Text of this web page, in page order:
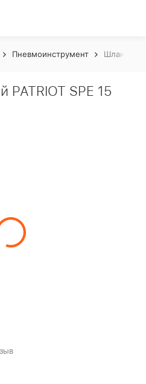
Пневмоинструмент Шланг
SPE 15